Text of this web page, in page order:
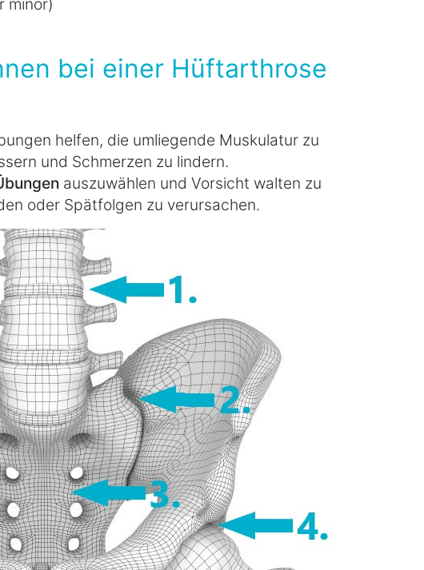
minor)
bei einer Hüftarthrose
helfen, die umliegende Muskulatur zu
und Schmerzen zu lindern.
auszuwählen und Vorsicht walten zu
oder Spätfolgen zu verursachen.